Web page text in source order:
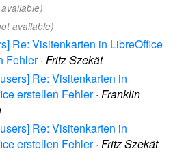
available)
Re: Visitenkarten in LibreOffice
Fehler· Fritz Szekät
Re: Visitenkarten in
erstellen Fehler· Franklin
Re: Visitenkarten in
erstellen Fehler· Fritz Szekät